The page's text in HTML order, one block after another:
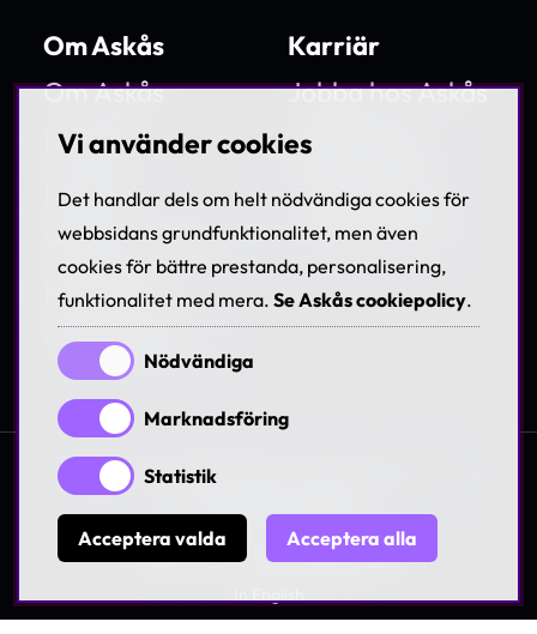
Om Askås
Om Askås
Kontakt
Nyheter
Villkor & Policies
Hållbarhet
Visselblåsning
Karriär
Jobba hos Askås
Träffa våra
Lediga tjänster
© 1997-2026 Askås I&R AB. All rights reserved. Se
Vi använder cookies
Det handlar dels om helt nödvändiga cookies för
webbsidans grundfunktionalitet, men även
cookies för bättre prestanda, personalisering,
funktionalitet med mera. Se Askås cookiepolicy.
Nödvändiga
Marknadsföring
Statistik
Acceptera valda Acceptera alla